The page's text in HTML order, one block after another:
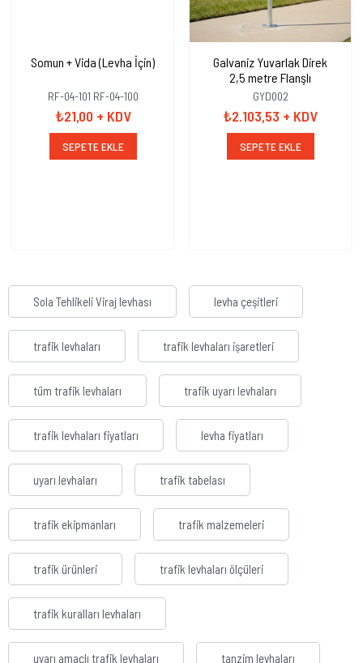
Somun + Vida (Levha İçin)
RF-04-101 RF-04-100
₺21,00 + KDV
SEPETE EKLE
Galvaniz Yuvarlak Direk
2,5 metre Flanşlı
GYD002
₺2.103,53 + KDV
SEPETE EKLE
Sola Tehlikeli Viraj levhası levha çeşitleri
trafik levhaları trafik levhaları işaretleri
tüm trafik levhaları trafik uyarı levhaları
trafik levhaları fiyatları levha fiyatları
uyarı levhaları trafik tabelası
trafik ekipmanları trafik malzemeleri
trafik ürünleri trafik levhaları ölçüleri
trafik kuralları levhaları
uyarı amaçlı trafik levhaları tanzim levhaları